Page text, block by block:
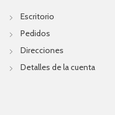
Escritorio
Pedidos
Direcciones
Detalles de la cuenta